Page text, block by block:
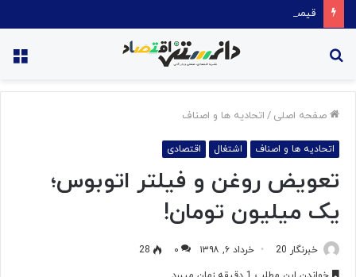
قیمت روغن دریکسال رکورد زد
صفحه اصلی / اتحادیه ها و اصناف
اتحادیه ها و اصناف اشتغال اقتصادی
تعویض روغن و فیلتر اتوبوس؛
یک میلیون تومان!
خبرنگار 20 خرداد ۶, ۱۳۹۸ ۰
28